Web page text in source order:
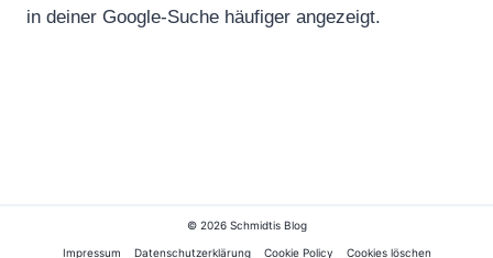
in deiner Google-Suche häufiger angezeigt.
© 2026 Schmidtis Blog
Impressum Datenschutzerklärung Cookie Policy Cookies löschen